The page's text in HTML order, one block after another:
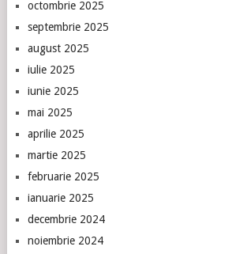
octombrie 2025
septembrie 2025
august 2025
iulie 2025
iunie 2025
mai 2025
aprilie 2025
martie 2025
februarie 2025
ianuarie 2025
decembrie 2024
noiembrie 2024